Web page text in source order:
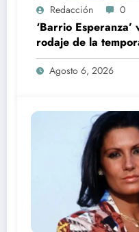
Redacción 0
‘Barrio
rodaje de la
incorporación de
Agosto 6, 2026